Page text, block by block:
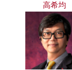
高希均